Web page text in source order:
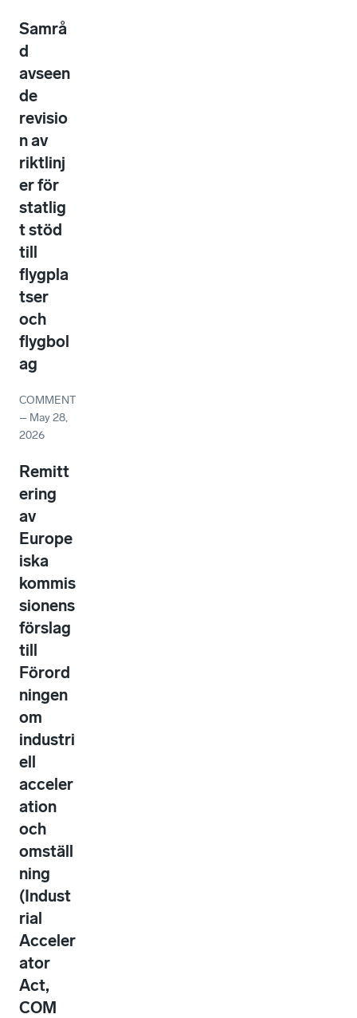
Samrå
d
avseen
de
revisio
n av
riktlinj
er för
statlig
t stöd
till
flygpla
tser
och
flygbol
ag
COMMENT
– May 28,
2026
Remitt
ering
av
Europe
iska
kommis
sionens
förslag
till
Förord
ningen
om
industri
ell
acceler
ation
och
omställ
ning
(Indust
rial
Acceler
ator
Act,
COM